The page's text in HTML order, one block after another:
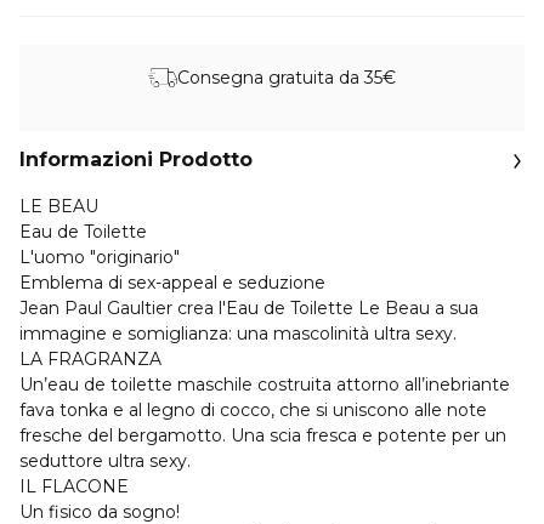
Consegna gratuita da 35€
Informazioni Prodotto
LE BEAU
Eau de Toilette
L'uomo "originario"
Emblema di sex-appeal e seduzione
Jean Paul Gaultier crea l'Eau de Toilette Le Beau a sua
immagine e somiglianza: una mascolinità ultra sexy.
LA FRAGRANZA
Un’eau de toilette maschile costruita attorno all’inebriante
fava tonka e al legno di cocco, che si uniscono alle note
fresche del bergamotto. Una scia fresca e potente per un
seduttore ultra sexy.
IL FLACONE
Un fisico da sogno!